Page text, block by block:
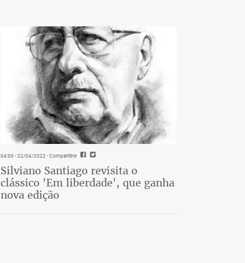
04:00 - 22/04/2022- Compartilhe
Silviano Santiago revisita o
clássico 'Em liberdade', que ganha
nova edição